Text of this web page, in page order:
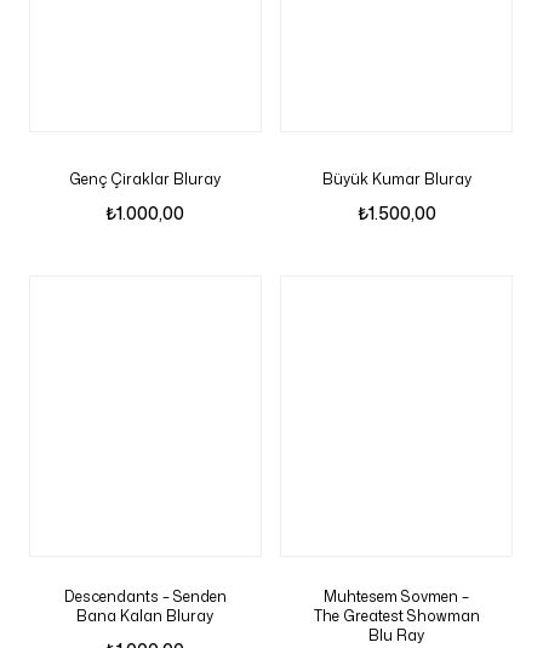
Genç Çiraklar Bluray
₺1.000,00
Büyük Kumar Bluray
₺1.500,00
Descendants – Senden
Bana Kalan Bluray
Muhtesem Sovmen –
The Greatest Showman
Blu Ray